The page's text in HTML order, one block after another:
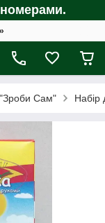
номерами.
Сам" Набір